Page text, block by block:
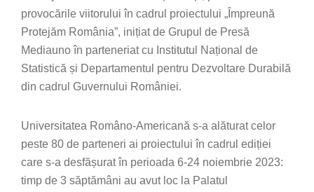
provocările viitorului în cadrul proiectului „Împreună
Protejăm România”, inițiat de Grupul de Presă
Mediauno în parteneriat cu Institutul Național de
Statistică și Departamentul pentru Dezvoltare Durabilă
din cadrul Guvernului României.
Universitatea Româno-Americană s-a alăturat celor
peste 80 de parteneri ai proiectului în cadrul ediției
care s-a desfășurat în perioada 6-24 noiembrie 2023:
timp de 3 săptămâni au avut loc la Palatul